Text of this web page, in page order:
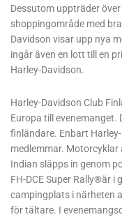
Dessutom uppträder
shoppingområde med
Davidson visar upp nya
ingår även en lott till en
Harley-Davidson.
Harley-Davidson Club
Europa till evenemanget.
finländare. Enbart
medlemmar. Motorcyklar
Indian släpps in genom
FH-DCE Super Rally®är i
campingplats i närheten
för tältare. I